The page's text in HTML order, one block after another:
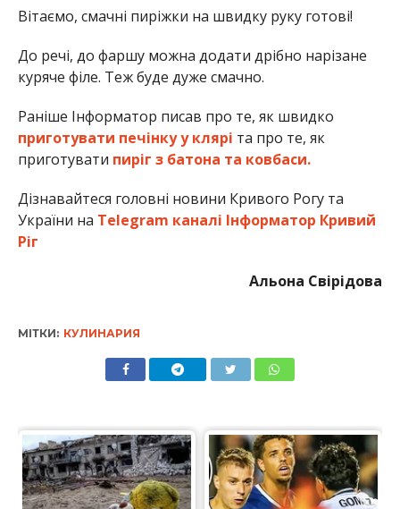
Вітаємо, смачні пиріжки на швидку руку готові!
До речі, до фаршу можна додати дрібно нарізане
куряче філе. Теж буде дуже смачно.
Раніше Інформатор писав про те, як швидко
приготувати печінку у клярі та про те, як
приготувати пиріг з батона та ковбаси.
Дізнавайтеся головні новини Кривого Рогу та
України на Telegram каналі Інформатор Кривий
Ріг
Альона Свірідова
МІТКИ: КУЛИНАРИЯ